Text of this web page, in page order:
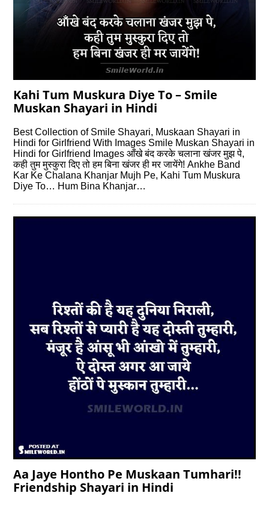
Kahi Tum Muskura Diye To – Smile
Muskan Shayari in Hindi
Best Collection of Smile Shayari, Muskaan Shayari in
Hindi for Girlfriend With Images Smile Muskan Shayari in
Hindi for Girlfriend Images आँखे बंद करके चलाना खंजर मुझ पे,
कही तुम मुस्कुरा दिए तो हम बिना खंजर ही मर जायेंगे! Ankhe Band
Kar Ke Chalana Khanjar Mujh Pe, Kahi Tum Muskura
Diye To… Hum Bina Khanjar…
Aa Jaye Hontho Pe Muskaan Tumhari!!
Friendship Shayari in Hindi